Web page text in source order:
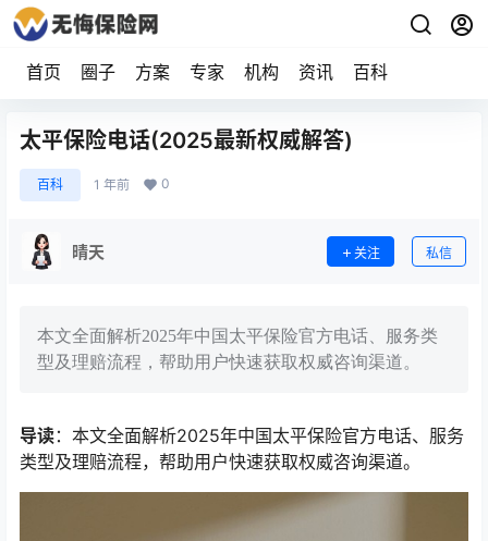
首页 圈子 方案 专家 机构 资讯 百科
太平保险电话(2025最新权威解答)
百科 1 年前 0
晴天 关注 私信
本文全面解析2025年中国太平保险官方电话、服务类
型及理赔流程，帮助用户快速获取权威咨询渠道。
导读：本文全面解析2025年中国太平保险官方电话、服务
类型及理赔流程，帮助用户快速获取权威咨询渠道。